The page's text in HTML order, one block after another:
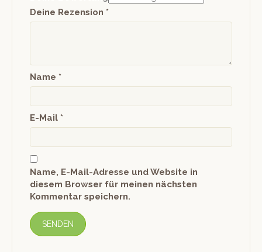
Deine Rezension *
Name *
E-Mail *
Name, E-Mail-Adresse und Website in
diesem Browser für meinen nächsten
Kommentar speichern.